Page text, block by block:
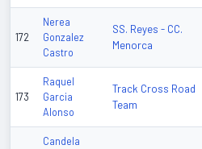
172
Nerea
Gonzalez
Castro
SS. Reyes - CC.
Menorca
173
Raquel
Garcia
Alonso
Track Cross Road
Team
Candela